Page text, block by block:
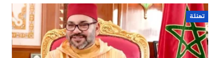
تهنئة